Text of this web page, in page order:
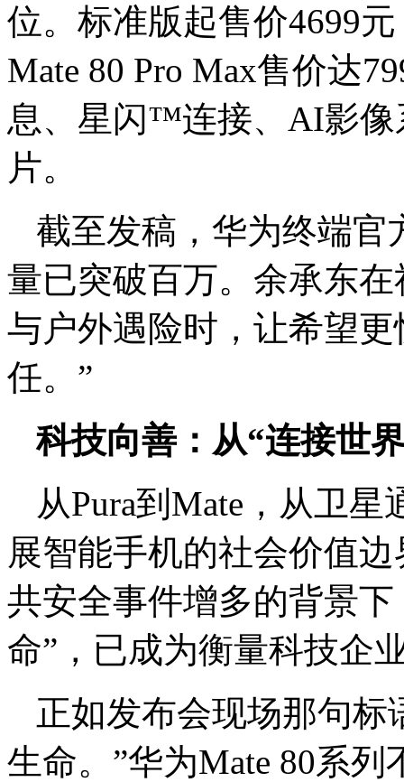
位。标准版起售价4699
Mate 80 Pro Max售价达
息、星闪™连接、AI影像
片。
截至发稿，华为终端官
量已突破百万。余承东
与户外遇险时，让希望
任。”
科技向善：从“连接世
从Pura到Mate，从卫
展智能手机的社会价值
共安全事件增多的背景
命”，已成为衡量科技企
正如发布会现场那句标
生命。”华为Mate 80系